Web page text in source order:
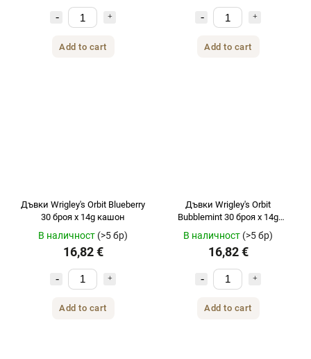
Add to cart Add to cart
Дъвки Wrigley's Orbit Blueberry
30 броя x 14g кашон
В наличност (>5 бр)
16,82 €
Add to cart
Дъвки Wrigley's Orbit
Bubblemint 30 броя x 14g
В наличност (>5 бр)
16,82 €
Add to cart